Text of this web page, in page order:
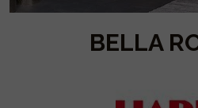
BELLA